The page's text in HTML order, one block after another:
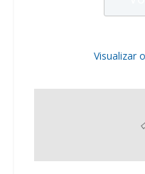
Visualizar